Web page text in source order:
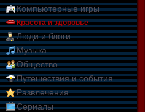
Компьютерные игры
Красота и здоровье
Люди и блоги
Музыка
Общество
Путешествия и события
Развлечения
Сериалы